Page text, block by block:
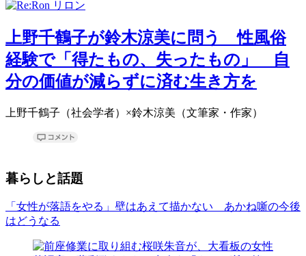
上野千鶴子が鈴木涼美に問う 性風俗
経験で「得たもの、失ったもの」 自
分の価値が減らずに済む生き方を
上野千鶴子（社会学者）×鈴木涼美（文筆家・作家）
暮らしと話題
「女性が落語をやる」壁はあえて描かない あかね噺の今後
はどうなる